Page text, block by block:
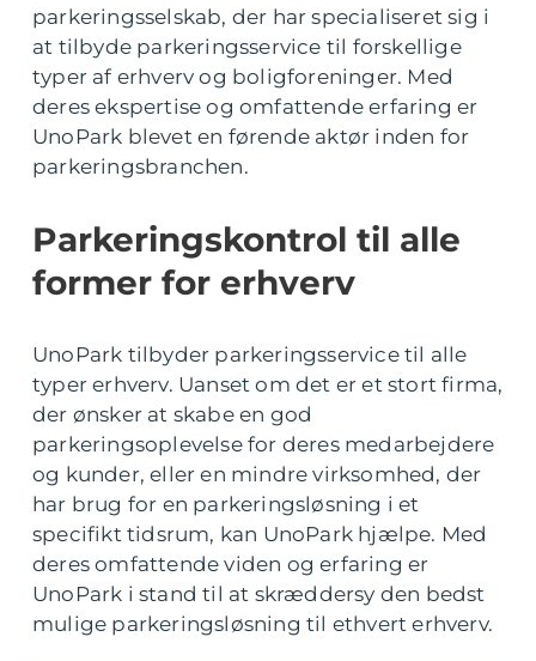
parkeringsselskab, der har specialiseret sig i
at tilbyde parkeringsservice til forskellige
typer af erhverv og boligforeninger. Med
deres ekspertise og omfattende erfaring er
UnoPark blevet en førende aktør inden for
parkeringsbranchen.
Parkeringskontrol til alle
former for erhverv
UnoPark tilbyder parkeringsservice til alle
typer erhverv. Uanset om det er et stort firma,
der ønsker at skabe en god
parkeringsoplevelse for deres medarbejdere
og kunder, eller en mindre virksomhed, der
har brug for en parkeringsløsning i et
specifikt tidsrum, kan UnoPark hjælpe. Med
deres omfattende viden og erfaring er
UnoPark i stand til at skræddersy den bedst
mulige parkeringsløsning til ethvert erhverv.